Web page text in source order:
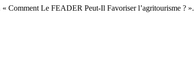
Le FEADER Peut-Il Favoriser l’agritourisme ? ».